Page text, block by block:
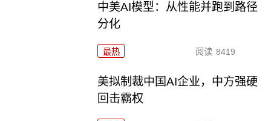
中美AI模型：从性能并跑到路径
分化
最热 阅读 8419
美拟制裁中国AI企业，中方强硬
回击霸权